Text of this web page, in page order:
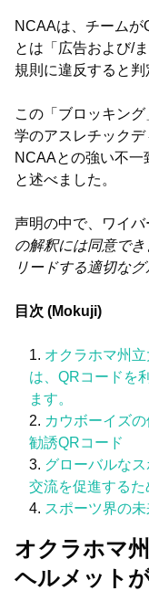
NCAAは、チームが
とは「広告および/
規則に違反すると判
この「ブロッキン
学のアスレチックデ
NCAAとの強い不一
と述べました。
声明の中で、ワイバ
の解釈には同意で
リードする適切なグ
目次 (Mokuji)
オクラホマ州
は、QRコードを
ます。
カウボーイズ
勧誘QRコード
グローバルな
交流を促進するた
スポーツ界の
オクラホマ
ヘルメット